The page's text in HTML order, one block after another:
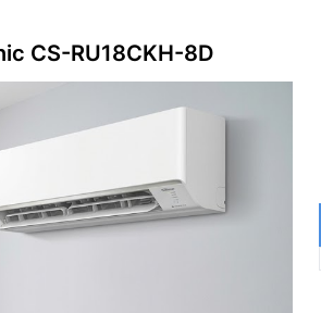
CS-RU18CKH-8D